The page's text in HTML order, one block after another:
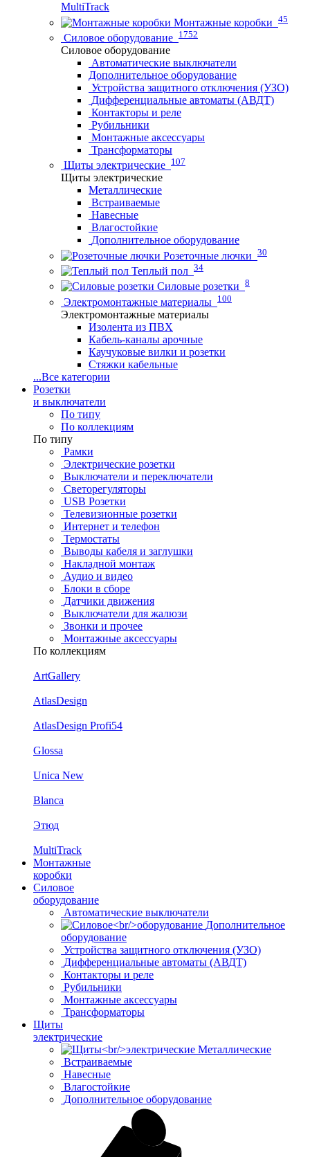
MultiTrack
Монтажные коробки 45
Силовое оборудование 1752
Силовое оборудование
Автоматические выключатели
Дополнительное оборудование
Устройства защитного отключения (УЗО)
Дифференциальные автоматы (АВДТ)
Контакторы и реле
Рубильники
Монтажные аксессуары
Трансформаторы
Щиты электрические 107
Щиты электрические
Металлические
Встраиваемые
Навесные
Влагостойкие
Дополнительное оборудование
Розеточные лючки 30
Теплый пол 34
Силовые розетки 8
Электромонтажные материалы 100
Электромонтажные материалы
Изолента из ПВХ
Кабель-каналы арочные
Каучуковые вилки и розетки
Стяжки кабельные
...Все категории
Розетки
и выключатели
По типу
По коллекциям
По типу
Рамки
Электрические розетки
Выключатели и переключатели
Светорегуляторы
USB Розетки
Телевизионные розетки
Интернет и телефон
Термостаты
Выводы кабеля и заглушки
Накладной монтаж
Аудио и видео
Блоки в сборе
Датчики движения
Выключатели для жалюзи
Звонки и прочее
Монтажные аксессуары
По коллекциям
ArtGallery
AtlasDesign
AtlasDesign Profi54
Glossa
Unica New
Blanca
Этюд
MultiTrack
Монтажные
коробки
Силовое
оборудование
Автоматические выключатели
Дополнительное
оборудование
Устройства защитного отключения (УЗО)
Дифференциальные автоматы (АВДТ)
Контакторы и реле
Рубильники
Монтажные аксессуары
Трансформаторы
Щиты
электрические
Металлические
Встраиваемые
Навесные
Влагостойкие
Дополнительное оборудование